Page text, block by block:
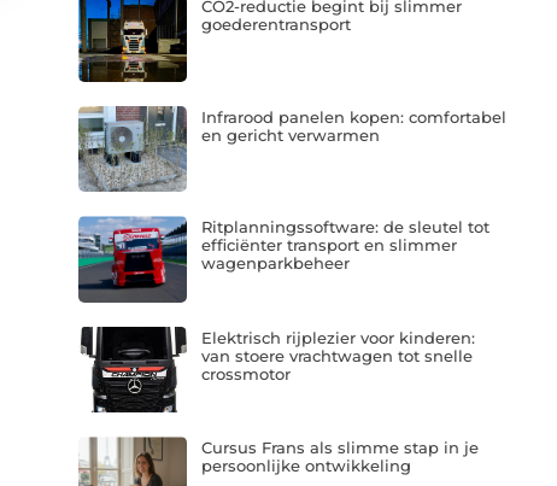
CO2-reductie begint bij slimmer
goederentransport
Infrarood panelen kopen: comfortabel
en gericht verwarmen
Ritplanningssoftware: de sleutel tot
efficiënter transport en slimmer
wagenparkbeheer
Elektrisch rijplezier voor kinderen:
van stoere vrachtwagen tot snelle
crossmotor
Cursus Frans als slimme stap in je
persoonlijke ontwikkeling